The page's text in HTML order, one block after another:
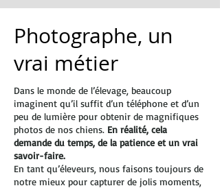
Photographe, un
vrai métier
Dans le monde de l’élevage, beaucoup
imaginent qu’il suffit d’un téléphone et d’un
peu de lumière pour obtenir de magnifiques
photos de nos chiens. En réalité, cela
demande du temps, de la patience et un vrai
savoir-faire.
En tant qu’éleveurs, nous faisons toujours de
notre mieux pour capturer de jolis moments,